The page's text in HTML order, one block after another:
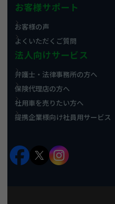
お客様サポート
お客様の声
よくいただくご質問
法人向けサービス
弁護士・法律事務所の方へ
保険代理店の方へ
社用車を売りたい方へ
提携企業様向け社員用サービス